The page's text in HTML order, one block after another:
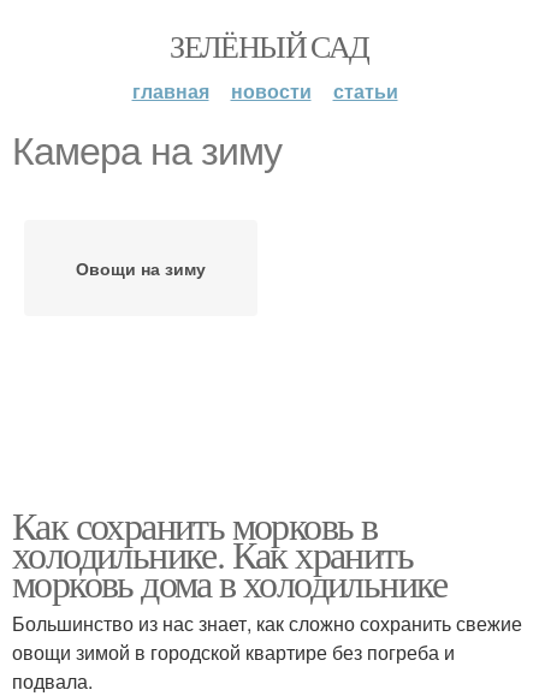
ЗЕЛЁНЫЙ САД
главная новости статьи
Камера на зиму
Овощи на зиму
Как сохранить морковь в
холодильнике. Как хранить
морковь дома в холодильнике
Большинство из нас знает, как сложно сохранить свежие
овощи зимой в городской квартире без погреба и
подвала.